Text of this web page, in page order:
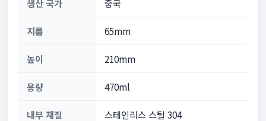
생산 국가 중국
지름 65mm
높이 210mm
용량 470ml
내부 재질 스테인리스 스틸 304